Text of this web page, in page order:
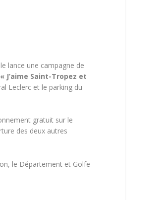
lance une campagne de
J’aime Saint-Tropez et
Leclerc et le parking du
gratuit sur le
des deux autres
le Département et Golfe